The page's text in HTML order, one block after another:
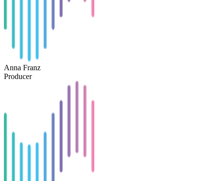
Anna Franz
Producer